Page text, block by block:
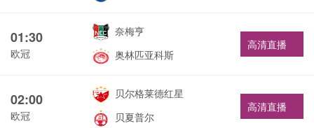
01:30
欧冠
奈梅亨
奥林匹亚科斯
高清直播
02:00
欧冠
贝尔格莱德红星
贝夏普尔
高清直播